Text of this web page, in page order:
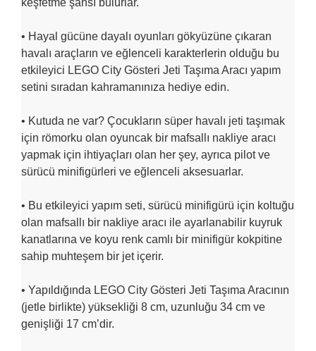
keşfetme şansı bulurlar.
• Hayal gücüne dayalı oyunları gökyüzüne çıkaran
havalı araçların ve eğlenceli karakterlerin olduğu bu
etkileyici LEGO City Gösteri Jeti Taşıma Aracı yapım
setini sıradan kahramanınıza hediye edin.
• Kutuda ne var? Çocukların süper havalı jeti taşımak
için römorku olan oyuncak bir mafsallı nakliye aracı
yapmak için ihtiyaçları olan her şey, ayrıca pilot ve
sürücü minifigürleri ve eğlenceli aksesuarlar.
• Bu etkileyici yapım seti, sürücü minifigürü için koltuğu
olan mafsallı bir nakliye aracı ile ayarlanabilir kuyruk
kanatlarına ve koyu renk camlı bir minifigür kokpitine
sahip muhteşem bir jet içerir.
• Yapıldığında LEGO City Gösteri Jeti Taşıma Aracının
(jetle birlikte) yüksekliği 8 cm, uzunluğu 34 cm ve
genişliği 17 cm’dir.